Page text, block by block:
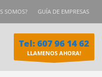
SOMOS? GUÍA DE EMPRESAS
Tel: 607 96 14 62
LLAMENOS AHORA!